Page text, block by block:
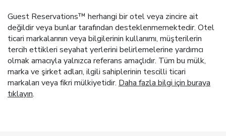
Guest Reservations™ herhangi bir otel veya zincire ait
değildir veya bunlar tarafından desteklenmemektedir. Otel
ticari markalarının veya bilgilerinin kullanımı, müşterilerin
tercih ettikleri seyahat yerlerini belirlemelerine yardımcı
olmak amacıyla yalnızca referans amaçlıdır. Tüm bu mülk,
marka ve şirket adları, ilgili sahiplerinin tescilli ticari
markaları veya fikri mülkiyetidir. Daha fazla bilgi için buraya
tıklayın.